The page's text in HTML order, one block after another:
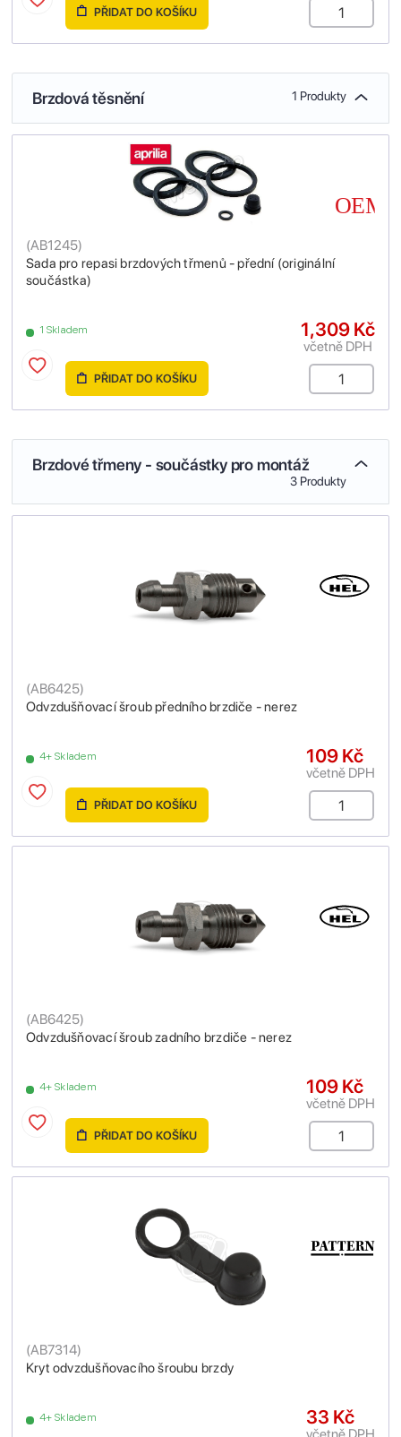
PŘIDAT DO KOŠÍKU
Brzdová těsnění 1 Produkty
Sada pro repasi brzdových třmenů - přední (originální
součástka)
(AB1245)
1 Skladem 1,309 Kč
včetně DPH
PŘIDAT DO KOŠÍKU
Brzdové třmeny - součástky pro montáž
3 Produkty
Odvzdušňovací šroub předního brzdiče - nerez
(AB6425)
4+ Skladem 109 Kč
včetně DPH
PŘIDAT DO KOŠÍKU
Odvzdušňovací šroub zadního brzdiče - nerez
(AB6425)
4+ Skladem 109 Kč
včetně DPH
PŘIDAT DO KOŠÍKU
Kryt odvzdušňovacího šroubu brzdy
(AB7314)
4+ Skladem 33 Kč